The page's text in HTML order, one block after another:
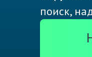
поиск,